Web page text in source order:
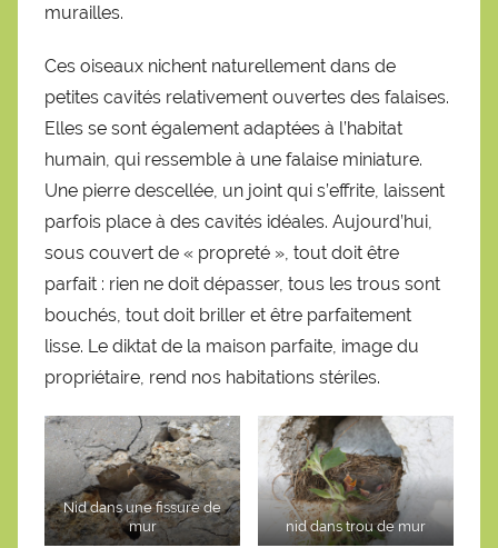
murailles.
Ces oiseaux nichent naturellement dans de
petites cavités relativement ouvertes des falaises.
Elles se sont également adaptées à l’habitat
humain, qui ressemble à une falaise miniature.
Une pierre descellée, un joint qui s’effrite, laissent
parfois place à des cavités idéales. Aujourd’hui,
sous couvert de « propreté », tout doit être
parfait : rien ne doit dépasser, tous les trous sont
bouchés, tout doit briller et être parfaitement
lisse. Le diktat de la maison parfaite, image du
propriétaire, rend nos habitations stériles.
Nid dans une fissure de
mur
nid dans trou de mur